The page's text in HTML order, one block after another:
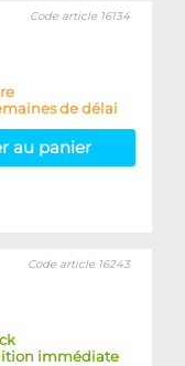
Code article 16134
de délai
au panier
Code article 16243
immédiate